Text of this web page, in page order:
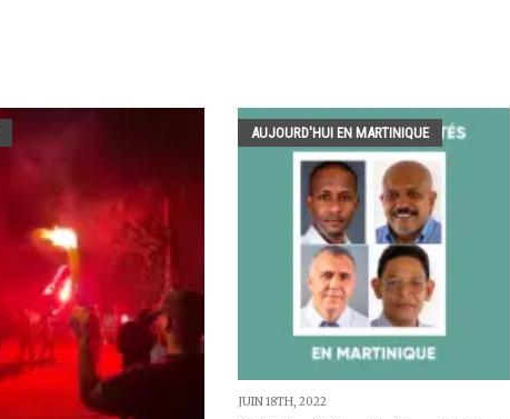
AUJOURD'HUI EN MARTINIQUE
JUIN 18TH, 2022